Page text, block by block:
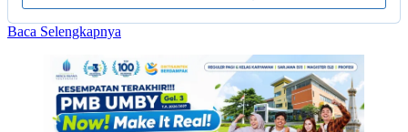
Baca Selengkapnya
about
Rangkaian
Ramadhan
1447